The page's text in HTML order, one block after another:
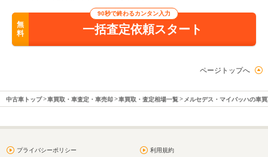
無
料
90秒で終わるカンタン入力
一括査定依頼スタート
ページトップへ
中古車トップ 車買取・車査定・車売却 車買取・査定相場一覧 メルセデス・マイバッハの車
プライバシーポリシー 利用規約